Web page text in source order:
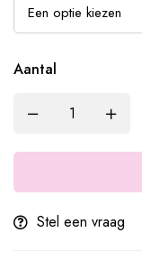
Aantal
Stel een vraag